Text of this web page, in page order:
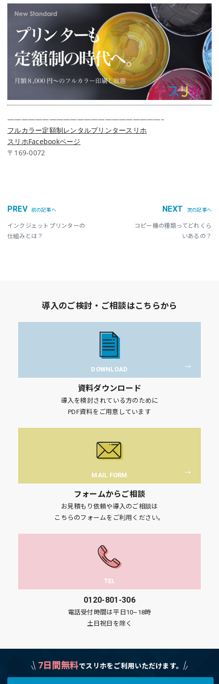
——————————————————————–
フルカラー定額制レンタルプリンタースリホ
スリホFacebookページ
〒169-0072
PREV 前の記事へ
インクジェットプリンターの
仕組みとは？
NEXT 次の記事へ
コピー機の種類ってどれくら
いあるの？
導入のご検討・ご相談はこちらから
DOWNLOAD
資料ダウンロード
導入を検討されている方のために
PDF資料をご用意しています
MAIL FORM
フォームからご相談
お見積もり依頼や導入のご相談は
こちらのフォームをご利用ください。
TEL
0120-801-306
電話受付時間は平日10~18時
土日祝日を除く
7日間無料でスリホをご利用いただけます。